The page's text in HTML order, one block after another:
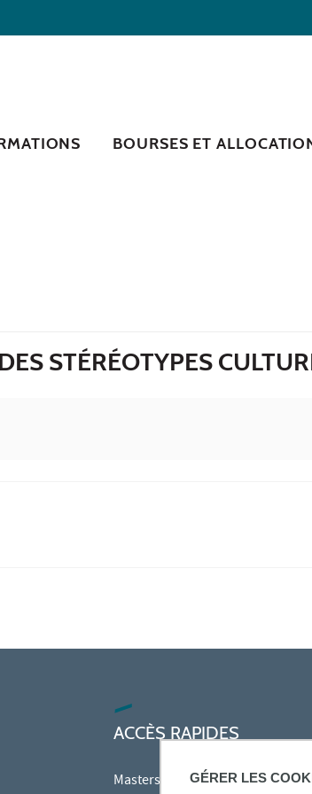
GÉRER LES
BOURSES ET
STÉRÉOTYPES
ACCÈS RAPIDES
Masters